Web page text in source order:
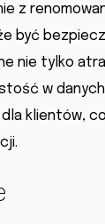
z
być
nie tylko
w
klientów,